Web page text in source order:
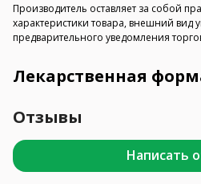
Производитель оставляет за собой
характеристики товара, внешний вид
предварительного уведомления
Лекарственная
Отзывы
Написать